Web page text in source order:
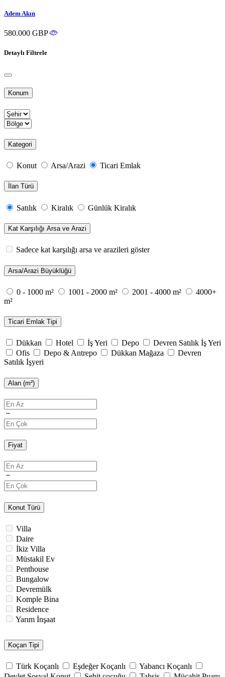
Adem Akın
580.000 GBP
Detaylı Filtrele
Konum
Kategori
Konut Arsa/Arazi Ticari Emlak
İlan Türü
Satılık Kiralık Günlük Kiralık
Kat Karşılığı Arsa ve Arazi
Sadece kat karşılığı arsa ve arazileri göster
Arsa/Arazi Büyüklüğü
0 - 1000 m² 1001 - 2000 m² 2001 - 4000 m²
4000+
m²
Ticari Emlak Tipi
Dükkan Hotel İş Yeri Depo
Devren Satılık İş Yeri
Ofis
Depo & Antrepo Dükkan Mağaza
Devren
Satılık İşyeri
Alan (m²)
Fiyat
Konut Türü
Villa
Daire
İkiz Villa
Müstakil Ev
Penthouse
Bungalow
Devremülk
Komple Bina
Residence
Yarım İnşaat
Koçan Tipi
Türk Koçanlı Eşdeğer Koçanlı
Yabancı Koçanlı